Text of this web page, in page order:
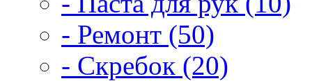
- Ремонт (50)
- Скребок (20)